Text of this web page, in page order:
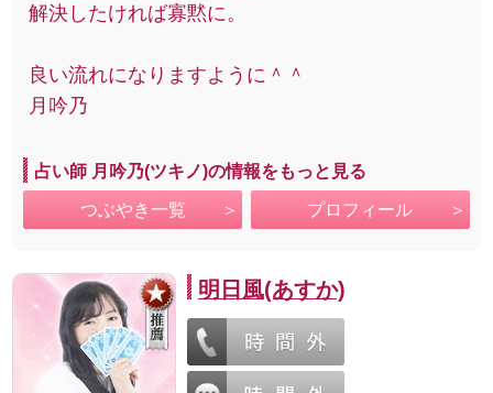
解決したければ寡黙に。
良い流れになりますように＾＾
月吟乃
占い師 月吟乃(ツキノ)の情報をもっと見る
つぶやき一覧 プロフィール
明日風(あすか)